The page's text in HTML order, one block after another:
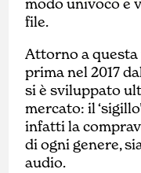
modo univoco e
file.
Attorno a questa
prima nel 2017
si è sviluppato
mercato: il
infatti la
di ogni genere,
audio.